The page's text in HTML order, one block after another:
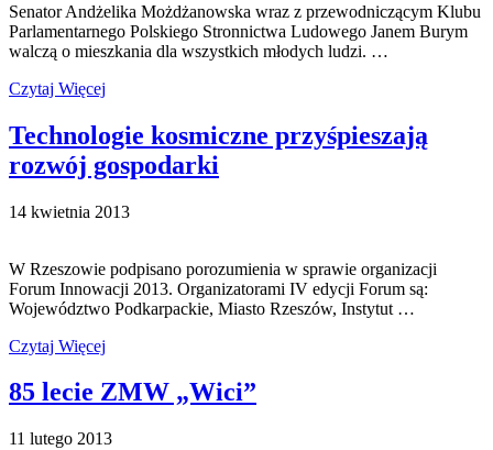
Senator Andżelika Możdżanowska wraz z przewodniczącym Klubu
Parlamentarnego Polskiego Stronnictwa Ludowego Janem Burym
walczą o mieszkania dla wszystkich młodych ludzi. …
Czytaj Więcej
Technologie kosmiczne przyśpieszają
rozwój gospodarki
14 kwietnia 2013
W Rzeszowie podpisano porozumienia w sprawie organizacji
Forum Innowacji 2013. Organizatorami IV edycji Forum są:
Województwo Podkarpackie, Miasto Rzeszów, Instytut …
Czytaj Więcej
85 lecie ZMW „Wici”
11 lutego 2013